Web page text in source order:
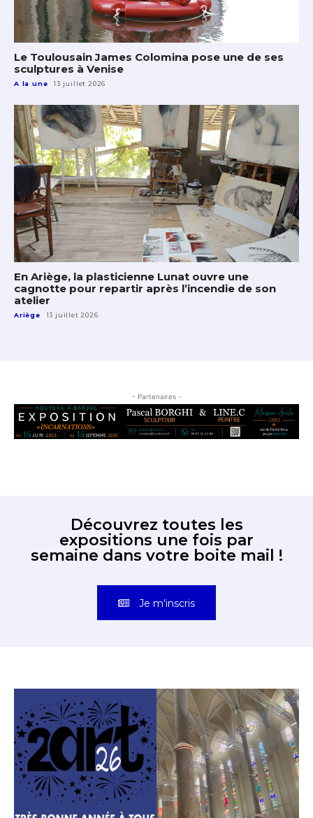
Le Toulousain James Colomina pose une de ses
sculptures à Venise
A la une 13 juillet 2026
En Ariège, la plasticienne Lunat ouvre une
cagnotte pour repartir après l’incendie de son
atelier
Ariège 13 juillet 2026
- Partenaires -
Découvrez toutes les
expositions une fois par
semaine dans votre boite mail !
Je m'inscris